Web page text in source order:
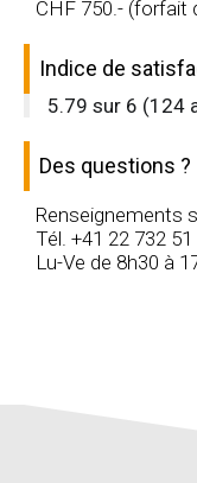
CHF 750.- (forfait
Indice de
5.79 sur 6 (124
Des questions ?
Renseignements
Tél. +41 22 732 51
Lu-Ve de 8h30 à